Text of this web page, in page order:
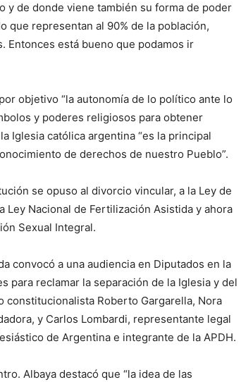
y de donde viene también su forma de poder
que representan al 90% de la población,
Entonces está bueno que podamos ir
objetivo “la autonomía de lo político ante lo
y poderes religiosos para obtener
Iglesia católica argentina “es la principal
de derechos de nuestro Pueblo”.
se opuso al divorcio vincular, a la Ley de
Ley Nacional de Fertilización Asistida y ahora
Sexual Integral.
convocó a una audiencia en Diputados en la
reclamar la separación de la Iglesia y del
constitucionalista Roberto Gargarella, Nora
y Carlos Lombardi, representante legal
de Argentina e integrante de la APDH.
Albaya destacó que “la idea de las